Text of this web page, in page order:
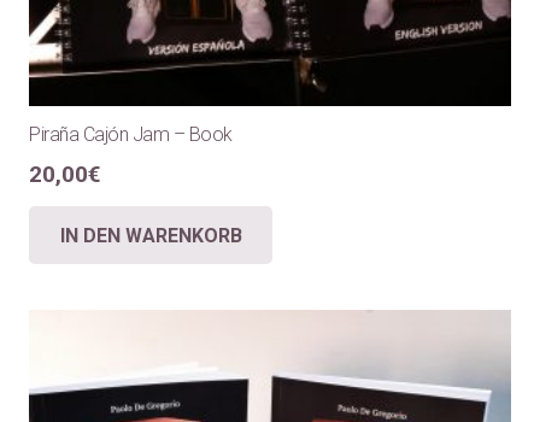
Piraña Cajón Jam – Book
20,00€
IN DEN WARENKORB